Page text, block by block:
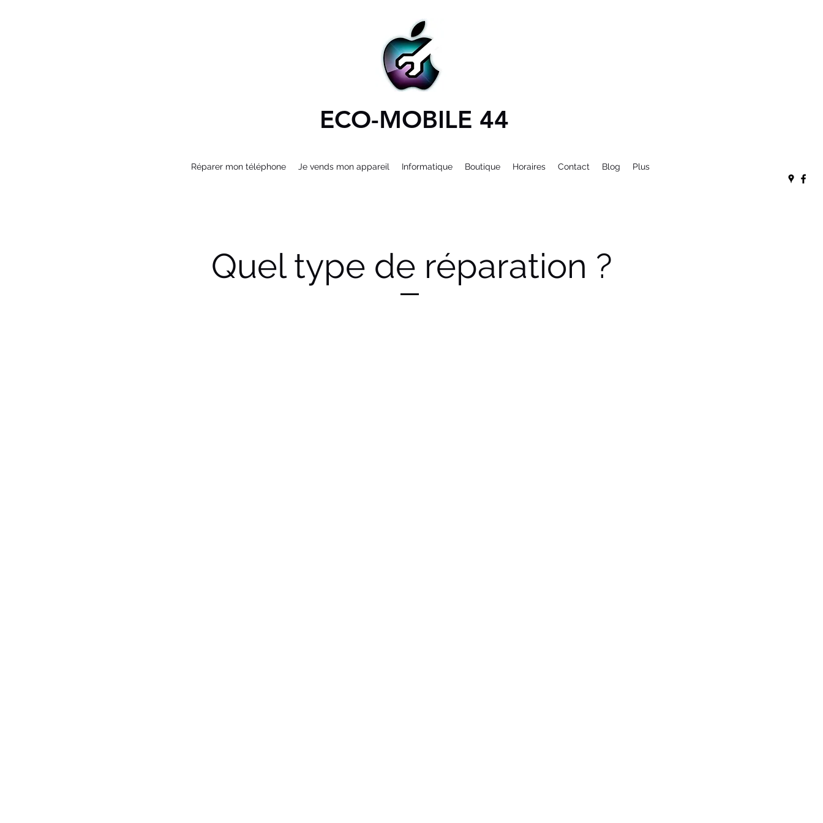
ECO-MOBILE 44
Réparer mon téléphone Je vends mon appareil Informatique Boutique Horaires Contact Blog Plus
Quel type de réparation ?